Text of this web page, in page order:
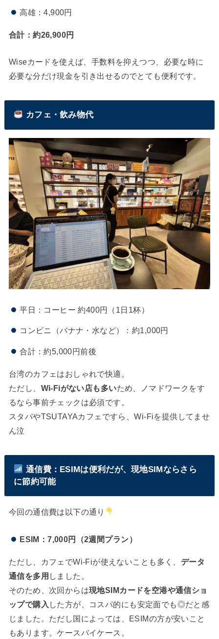
高雄：4,900円
合計：約26,900円
Wiseカードを使えば、手数料を抑えつつ、必要な時に
必要な分だけ現金を引き出せるのでとても便利です。
カフェ・飲み物代
平日：コーヒー 約400円（1日1杯）
コンビニ（バナナ・水など）：約1,000円
合計：約5,000円前後
台湾のカフェはおしゃれで快適。
ただし、 Wi-Fiがない店も多いため、ノマドワークをす
るなら事前チェックは必須です。
スタバやTSUTAYAカフェですら、Wi-Fiを提供してませ
ん泣
通信費：ESIMは便利だが、現地SIMならさら
に節約可能
今回の通信費は以下の通り
ESIM：7,000円（2週間プラン）
ただし、カフェでWi-Fiが使えないことも多く、 データ
通信を多用 しました。
そのため、次回からは現地SIMカードを空港や通信ショ
ップで購入 した方が、コスパ的にも安定面でも◎だと感
じました。ただし国によっては、ESIMの方が安いこと
もあります。ケースバイケース。